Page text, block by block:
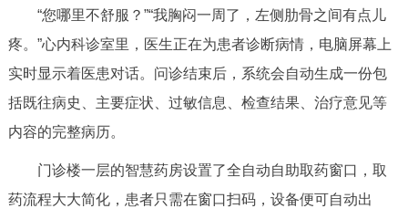
中介服务 阳光政务
政民互动
12345网上接诉即办
参与调查
“您哪里不舒服？”“我胸闷一周了，左侧肋骨之间有点儿
疼。”心内科诊室里，医生正在为患者诊断病情，电脑屏幕上
实时显示着医患对话。问诊结束后，系统会自动生成一份包
括既往病史、主要症状、过敏信息、检查结果、治疗意见等
内容的完整病历。
门诊楼一层的智慧药房设置了全自动自助取药窗口，取
药流程大大简化，患者只需在窗口扫码，设备便可自动出